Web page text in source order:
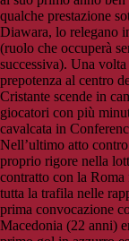
qualche prestazione
Diawara, lo relegano
(ruolo che occuperà
successiva). Una
prepotenza al centro
Cristante scende in
giocatori con più
cavalcata in
Nell’ultimo atto
proprio rigore nella
contratto con la
tutta la trafila nelle
prima convocazione
Macedonia (22 anni)